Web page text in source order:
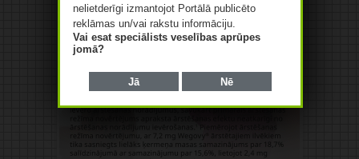
nelietderīgi izmantojot Portālā publicēto
reklāmas un/vai rakstu informāciju.
Vai esat speciālists veselības aprūpes
jomā?
Jā Nē